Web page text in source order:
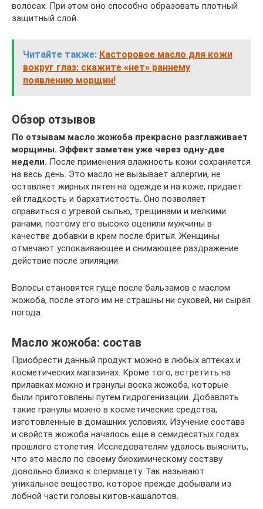
волосах. При этом оно способно образовать плотный
защитный слой.
Читайте также: Касторовое масло для кожи
вокруг глаз: скажите «нет» раннему
появлению морщин!
Обзор отзывов
По отзывам масло жожоба прекрасно разглаживает
морщины. Эффект заметен уже через одну-две
недели. После применения влажность кожи сохраняется
на весь день. Это масло не вызывает аллергии, не
оставляет жирных пятен на одежде и на коже, придает
ей гладкость и бархатистость. Оно позволяет
справиться с угревой сыпью, трещинами и мелкими
ранами, поэтому его высоко оценили мужчины в
качестве добавки в крем после бритья. Женщины
отмечают успокаивающее и снимающее раздражение
действие после эпиляции.
Волосы становятся гуще после бальзамов с маслом
жожоба, после этого им не страшны ни суховей, ни сырая
погода.
Масло жожоба: состав
Приобрести данный продукт можно в любых аптеках и
косметических магазинах. Кроме того, встретить на
прилавках можно и гранулы воска жожоба, которые
были приготовлены путем гидрогенизации. Добавлять
такие гранулы можно в косметические средства,
изготовленные в домашних условиях. Изучение состава
и свойств жожоба началось еще в семидесятых годах
прошлого столетия. Исследователям удалось выяснить,
что это масло по своему биохимическому составу
довольно близко к спермацету. Так называют
уникальное вещество, которое прежде добывали из
лобной части головы китов-кашалотов.